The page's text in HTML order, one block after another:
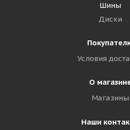
Шины
Диски
Условия
О
Магазины
Наши